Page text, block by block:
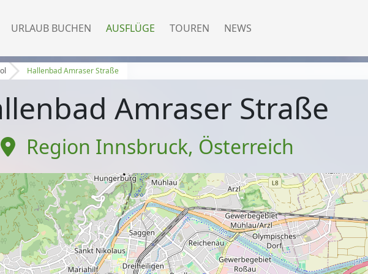
URLAUB BUCHEN AUSFLÜGE TOUREN NEWS
Hallenbad Amraser Straße
Amraser Straße
Region Innsbruck, Österreich